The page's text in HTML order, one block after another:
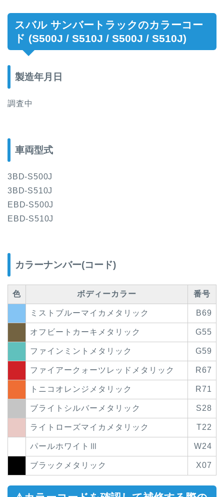
スバル サンバートラックのカラーコー
ド (S500J / S510J / S500J / S510J)
製造年月日
調査中
車両型式
3BD-S500J
3BD-S510J
EBD-S500J
EBD-S510J
カラーナンバー(コード)
色 ボディーカラー 番号
ミストブルーマイカメタリック B69
オフビートカーキメタリック G55
ファインミントメタリック G59
ファイアークォーツレッドメタリック R67
トニコオレンジメタリック R71
ブライトシルバーメタリック S28
ライトローズマイカメタリック T22
パールホワイトⅢ W24
ブラックメタリック X07